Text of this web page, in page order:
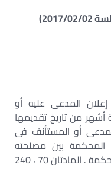
المدعى عليه أو
من تاريخ تقديمها
أو المستأنف فى
المحكمة بين مصلحته
ومصلحة خصمه وتوقيعه جوازى للمحكمة . المادتان 70 ، 240